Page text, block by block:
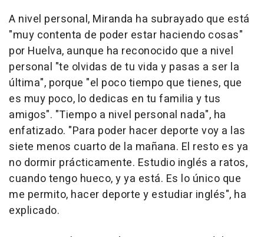
A nivel personal, Miranda ha subrayado que está
"muy contenta de poder estar haciendo cosas"
por Huelva, aunque ha reconocido que a nivel
personal "te olvidas de tu vida y pasas a ser la
última", porque "el poco tiempo que tienes, que
es muy poco, lo dedicas en tu familia y tus
amigos". "Tiempo a nivel personal nada", ha
enfatizado. "Para poder hacer deporte voy a las
siete menos cuarto de la mañana. El resto es ya
no dormir prácticamente. Estudio inglés a ratos,
cuando tengo hueco, y ya está. Es lo único que
me permito, hacer deporte y estudiar inglés", ha
explicado.